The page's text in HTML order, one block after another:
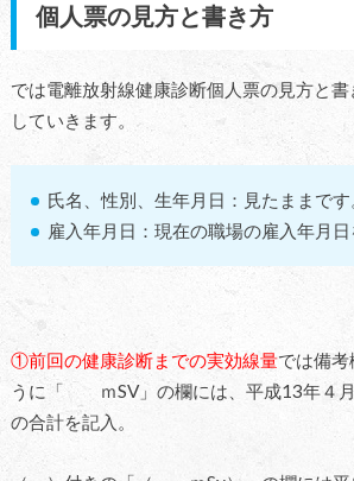
個人票の見方と書き方
では電離放射線健康診断個人票の見方と
していきます。
氏名、性別、生年月日：見たままです
雇入年月日：現在の職場の雇入年月
①前回の健康診断までの実効線量では備考
うに「 ｍSV」の欄には、平成13年４
の合計を記入。